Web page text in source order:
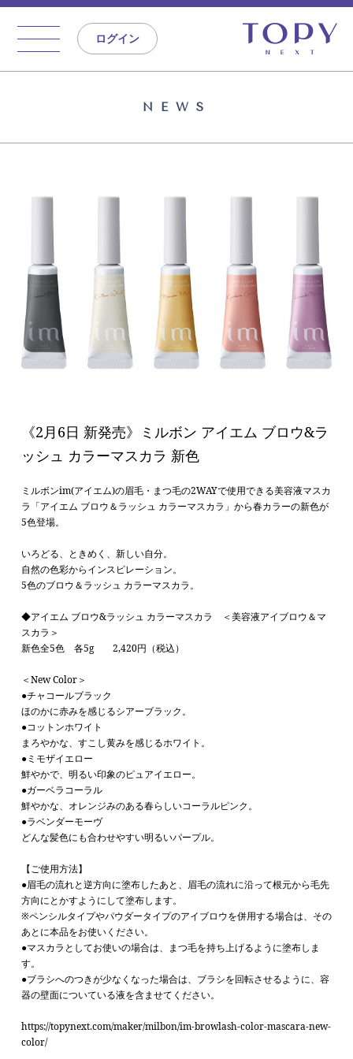
ログイン
NEWS
《2月6日 新発売》ミルボン アイエム ブロウ&ラ
ッシュ カラーマスカラ 新色
ミルボンim(アイエム)の眉毛・まつ毛の2WAYで使用できる美容液マスカ
ラ「アイエム ブロウ＆ラッシュ カラーマスカラ」から春カラーの新色が
5色登場。
いろどる、ときめく、新しい自分。
自然の色彩からインスピレーション。
5色のブロウ＆ラッシュ カラーマスカラ。
◆アイエム ブロウ&ラッシュ カラーマスカラ ＜美容液アイブロウ＆マ
スカラ＞
新色全5色 各5g 2,420円（税込）
＜New Color＞
●チャコールブラック
ほのかに赤みを感じるシアーブラック。
●コットンホワイト
まろやかな、すこし黄みを感じるホワイト。
●ミモザイエロー
鮮やかで、明るい印象のピュアイエロー。
●ガーベラコーラル
鮮やかな、オレンジみのある春らしいコーラルピンク。
●ラベンダーモーヴ
どんな髪色にも合わせやすい明るいパープル。
【ご使用方法】
●眉毛の流れと逆方向に塗布したあと、眉毛の流れに沿って根元から毛先
方向にとかすようにして塗布します。
※ペンシルタイプやパウダータイプのアイブロウを併用する場合は、その
あとに本品をお使いください。
●マスカラとしてお使いの場合は、まつ毛を持ち上げるように塗布しま
す。
●ブラシへのつきが少なくなった場合は、ブラシを回転させるように、 容
器の壁面についている液を含ませてください。
https://topynext.com/maker/milbon/im-browlash-color-mascara-new-
color/